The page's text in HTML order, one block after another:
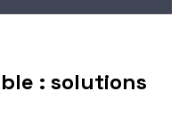
: solutions